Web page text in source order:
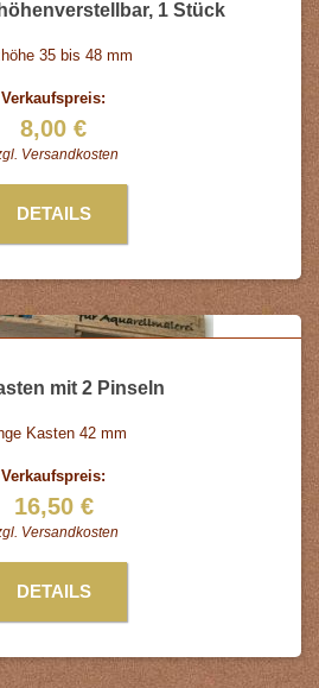
1 Stück
35 bis 48 mm
Verkaufspreis:
8,00 €
Versandkosten
DETAILS
mit 2 Pinseln
Kasten 42 mm
Verkaufspreis:
16,50 €
Versandkosten
DETAILS